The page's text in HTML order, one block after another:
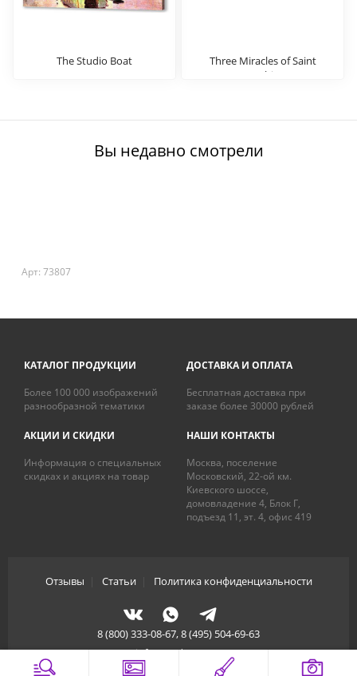
The Studio Boat
Three Miracles of Saint
Zenobius
Вы недавно смотрели
Арт: 73807
КАТАЛОГ ПРОДУКЦИИ
Более 100 000 изображений
разнообразной тематики
ДОСТАВКА И ОПЛАТА
Бесплатная доставка при
заказе более 30000 рублей
АКЦИИ И СКИДКИ
Информация о специальных
скидках и акциях на товар
НАШИ КОНТАКТЫ
Москва, поселение
Московский, 22-ой км.
Киевского шоссе,
домовладение 4, Блок Г,
подъезд 11, эт. 4, офис 419
Отзывы Статьи| Политика конфиденциальности
8 (800) 333-08-67, 8 (495) 504-69-63
info@artdecory.ru